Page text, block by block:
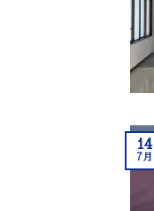
14
7月